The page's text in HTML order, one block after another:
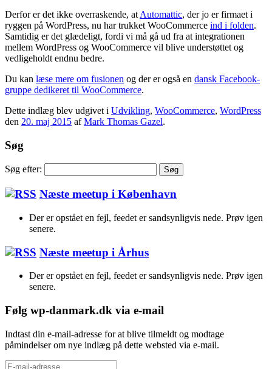
Derfor er det ikke overraskende, at Automattic, der jo er firmaet i
ryggen på WordPress, nu har trukket WooCommerce ind i folden.
Samtidig er det glædeligt, fordi vi må gå ud fra at integrationen
mellem WordPress og WooCommerce vil blive understøttet og
vedligeholdt endnu bedre.
Du kan læse mere om fusionen og der er også en dansk Facebook-
gruppe dedikeret til WooCommerce.
Dette indlæg blev udgivet i Udvikling, WooCommerce, WordPress
den 20. maj 2015 afMark Thomas Gazel.
Søg
Søg efter:
Næste meetup i København
Der er opstået en fejl, feedet er sandsynligvis nede. Prøv igen
senere.
Næste meetup i Århus
Der er opstået en fejl, feedet er sandsynligvis nede. Prøv igen
senere.
Følg wp-danmark.dk via e-mail
Indtast din e-mail-adresse for at blive tilmeldt og modtage
påmindelser om nye indlæg på dette websted via e-mail.
E-